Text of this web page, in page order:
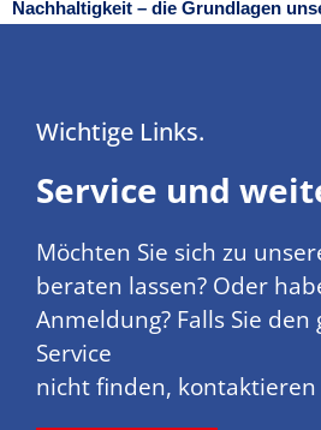
Nachhaltigkeit – die Grundlagen
Wichtige Links.
Service und
Möchten Sie sich zu
beraten lassen? Oder
Anmeldung? Falls Sie
Service
nicht finden, kontaktieren